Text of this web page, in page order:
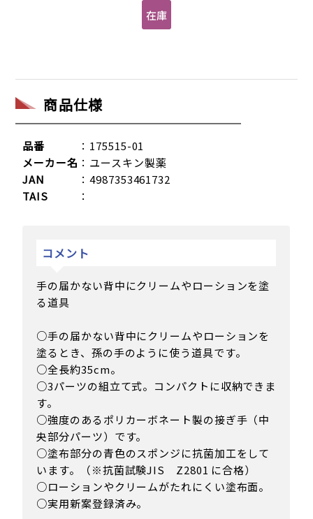
商品仕様
品番
：175515-01
メーカー名 ：ユースキン製薬
JAN
：4987353461732
TAIS
：
コメント
手の届かない背中にクリームやローションを塗
る道具
○手の届かない背中にクリームやローションを
塗るとき、孫の手のように使う道具です。
○全長約35cm。
○3パーツの組立て式。コンパクトに収納できま
す。
○強度のあるポリカーボネート製の接ぎ手（中
央部分パーツ）です。
○塗布部分の青色のスポンジに抗菌加工をして
います。（※抗菌試験JIS Z2801 に合格）
○ローションやクリームがたれにくい塗布面。
○実用新案登録済み。